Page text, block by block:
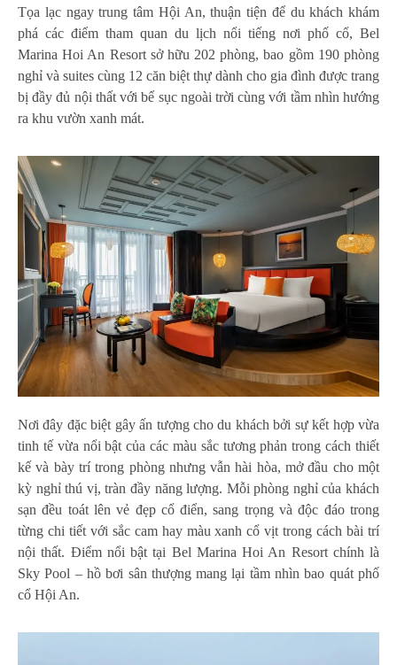
Tọa lạc ngay trung tâm Hội An, thuận tiện để du khách khám
phá các điểm tham quan du lịch nổi tiếng nơi phố cổ, Bel
Marina Hoi An Resort sở hữu 202 phòng, bao gồm 190 phòng
nghỉ và suites cùng 12 căn biệt thự dành cho gia đình được trang
bị đầy đủ nội thất với bể sục ngoài trời cùng với tầm nhìn hướng
ra khu vườn xanh mát.
Nơi đây đặc biệt gây ấn tượng cho du khách bởi sự kết hợp vừa
tinh tế vừa nổi bật của các màu sắc tương phản trong cách thiết
kế và bày trí trong phòng nhưng vẫn hài hòa, mở đầu cho một
kỳ nghỉ thú vị, tràn đầy năng lượng. Mỗi phòng nghỉ của khách
sạn đều toát lên vẻ đẹp cổ điển, sang trọng và độc đáo trong
từng chi tiết với sắc cam hay màu xanh cổ vịt trong cách bài trí
nội thất. Điểm nổi bật tại Bel Marina Hoi An Resort chính là
Sky Pool – hồ bơi sân thượng mang lại tầm nhìn bao quát phố
cổ Hội An.